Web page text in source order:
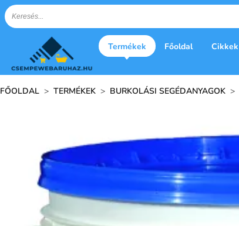
Termékek Főoldal Cikkek
FŐOLDAL > TERMÉKEK > BURKOLÁSI SEGÉDANYAGOK >